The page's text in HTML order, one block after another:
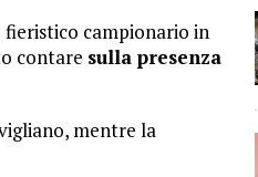
fieristico campionario in
contare sulla presenza
mentre la